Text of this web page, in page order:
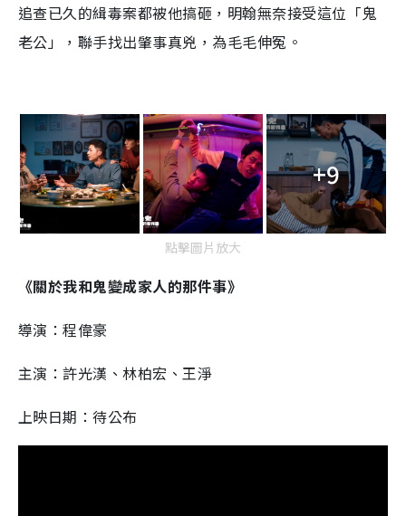
追查已久的緝毒案都被他搞砸，明翰無奈接受這位「鬼
老公」，聯手找出肇事真兇，為毛毛伸冤。
+9
點擊圖片放大
《關於我和鬼變成家人的那件事》
導演：程偉豪
主演：許光漢、林柏宏、王淨
上映日期：待公布